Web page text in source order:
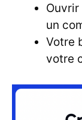
un
Votre
votre